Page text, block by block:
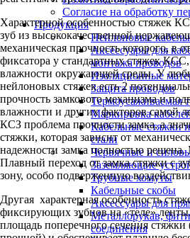
Согласие на обработку
Продукция
Нейлоновые
Аксессуары для
монтажа проводов
Изоляционные
Защита проводов
Термоусаживаемая
Маркировка
Кабельные стяжки
стали
Червячные и
Заземляющие
Трубные хомуты
Кабельные скобы
Аксессуары для
Металлорукав,
соединения
Характерной особенностью стяжек
зуб из высококачественной
механическая прочность которого, в
фиксатора у стандартных стяжек
влажности окружающей среды. У
нейлоновых стяжек есть 2
прочность замкового механизма и
влажности и других факторов самой
КСЗ проблема прочности замка, а
стяжки, которая зависит от
надежности замка полностью
Плавный переход от замка стяжки с
зону, особо подверженную
Другая характерная особенность
фиксирующих зубцов на «теле»
площадь поперечного сечения стяжки